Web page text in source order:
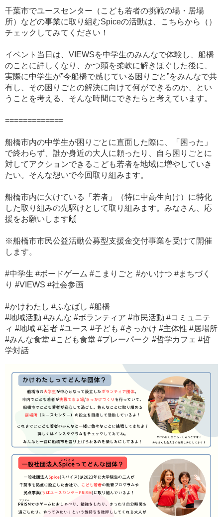
千葉市でユースセンター（こども若者の挑戦の場・居場
所）などの事業に取り組むSpiceの活動は、こちらから（）
チェックしてみてください！
イベント当日は、VIEWSを中学生のみんなで体験し、船橋
のことに詳しくなり、かつ頭を柔軟に解きほぐした後に、
実際に中学生が”今船橋で感じている困りごと”をみんなで共
有し、その困りごとの解決に向けて何ができるのか、とい
うことを考える、そんな時間にできたらと考えています。
=============
船橋市内の中学生が困りごとに直面した際に、「困った」
で終わらず、誰か身近の大人に頼ったり、自ら困りごとに
対してアクションできるこども若者を地域に増やしていき
たい。そんな想いで今回取り組みます。
船橋市内に欠けている「若者」（特に中高生向け）に特化
した取り組みの先駆けとして取り組みます。みなさん、応
援をお願いします🙌
※船橋市市民公益活動公募型支援金交付事業を受けて開催
します。
#中学生 #ボードゲーム #こまりごと #かいけつ #まちづく
り #VIEWS #社会参画
#かけわたし #ふなばし #船橋
#地域活動 #みんな #ボランティア #市民活動 #コミュニテ
ィ #地域 #若者 #ユース #子ども #きっかけ #主体性 #居場所
#みんな食堂 #こども食堂 #プレーパーク #哲学カフェ #哲
学対話